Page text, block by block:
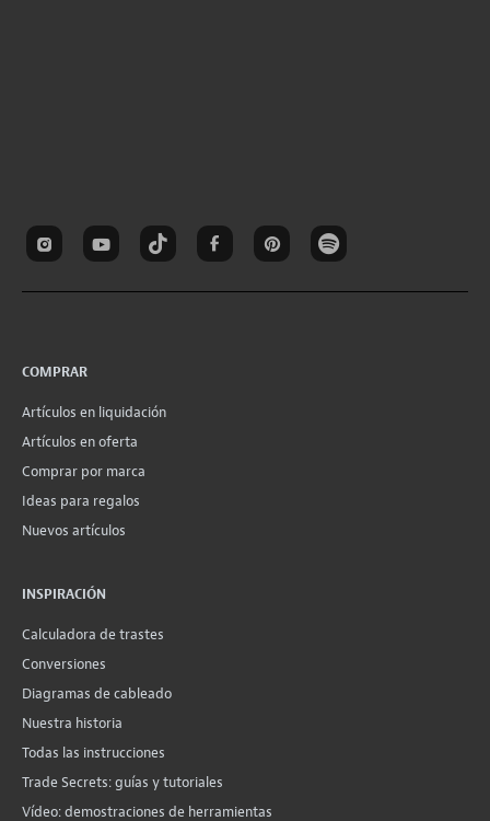
COMPRAR
Artículos en liquidación
Artículos en oferta
Comprar por marca
Ideas para regalos
Nuevos artículos
INSPIRACIÓN
Calculadora de trastes
Conversiones
Diagramas de cableado
Nuestra historia
Todas las instrucciones
Trade Secrets: guías y tutoriales
Vídeo: demostraciones de herramientas